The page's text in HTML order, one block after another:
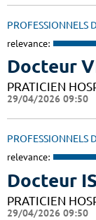
PROFESSIONNELS
relevance:
Docteur
PRATICIEN
29/04/2026 09:50
PROFESSIONNELS
relevance:
Docteur
PRATICIEN
29/04/2026 09:50